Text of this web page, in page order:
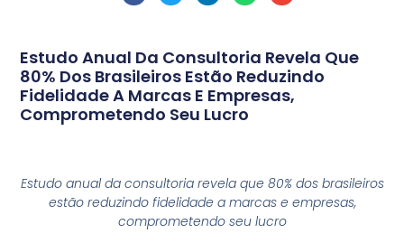
Estudo Anual Da Consultoria Revela Que
80% Dos Brasileiros Estão Reduzindo
Fidelidade A Marcas E Empresas,
Comprometendo Seu Lucro
Estudo anual da consultoria revela que 80% dos brasileiros
estão reduzindo fidelidade a marcas e empresas,
comprometendo seu lucro